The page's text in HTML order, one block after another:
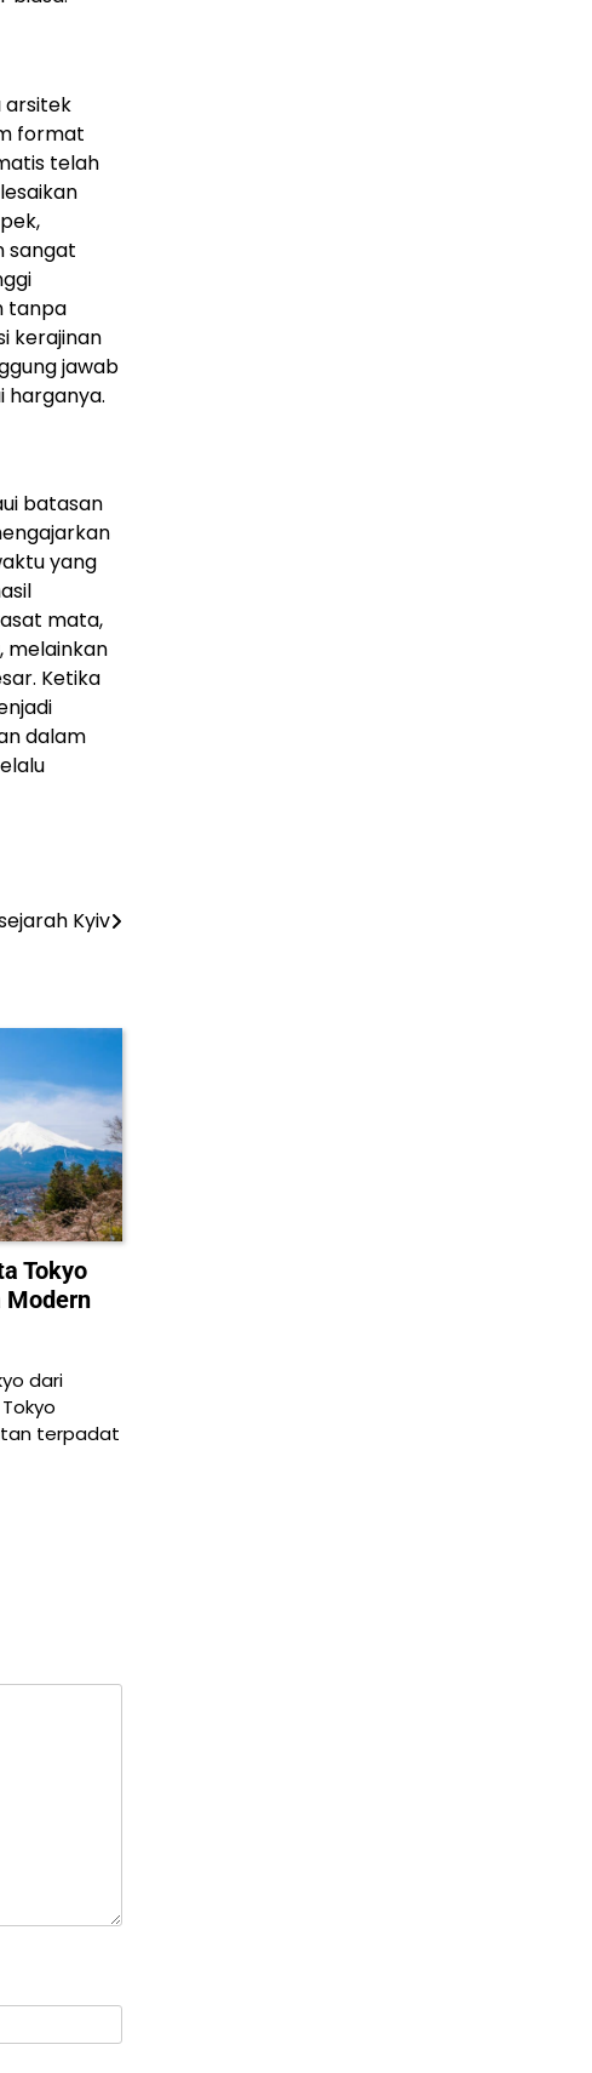
arsitek
format
telah
sangat
tanpa
kerajinan
jawab
harganya.
batasan
yang
mata,
melainkan
Ketika
dalam
Kyiv
Tokyo
Modern
dari
terpadat